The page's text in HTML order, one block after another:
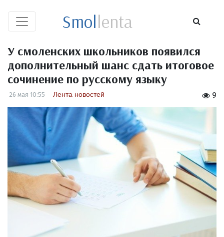
Smollenta
У смоленских школьников появился
дополнительный шанс сдать итоговое
сочинение по русскому языку
9
26 мая 10:55 Лента новостей